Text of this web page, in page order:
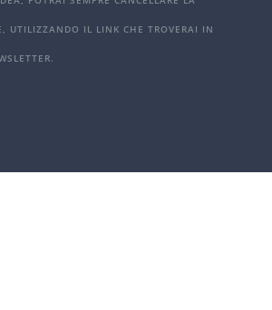
UTILIZZANDO IL LINK CHE TROVERAI IN